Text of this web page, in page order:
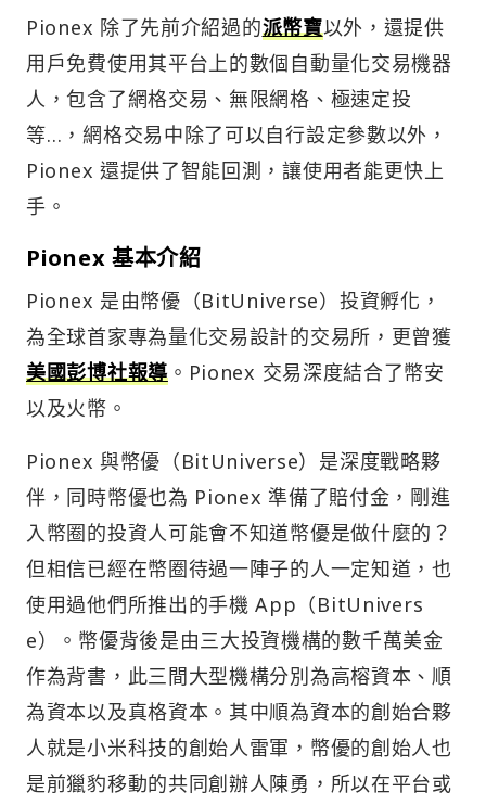
Pionex 除了先前介紹過的派幣寶以外，還提供
用戶免費使用其平台上的數個自動量化交易機器
人，包含了網格交易、無限網格、極速定投
等…，網格交易中除了可以自行設定參數以外，
Pionex 還提供了智能回測，讓使用者能更快上
手。
Pionex 基本介紹
Pionex 是由幣優（BitUniverse）投資孵化，
為全球首家專為量化交易設計的交易所，更曾獲
美國彭博社報導。Pionex 交易深度結合了幣安
以及火幣。
Pionex 與幣優（BitUniverse）是深度戰略夥
伴，同時幣優也為 Pionex 準備了賠付金，剛進
入幣圈的投資人可能會不知道幣優是做什麼的？
但相信已經在幣圈待過一陣子的人一定知道，也
使用過他們所推出的手機 App（BitUnivers
e）。幣優背後是由三大投資機構的數千萬美金
作為背書，此三間大型機構分別為高榕資本、順
為資本以及真格資本。其中順為資本的創始合夥
人就是小米科技的創始人雷軍，幣優的創始人也
是前獵豹移動的共同創辦人陳勇，所以在平台或